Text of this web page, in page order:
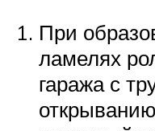
При
ламелях
гаража с